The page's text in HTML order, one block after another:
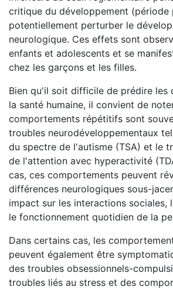
critique du développement (période
potentiellement perturber le
neurologique. Ces effets sont
enfants et adolescents et se
chez les garçons et les filles.
Bien qu'il soit difficile de prédire les
la santé humaine, il convient de
comportements répétitifs sont
troubles neurodéveloppementaux
du spectre de l'autisme (TSA) et le
de l'attention avec hyperactivité
cas, ces comportements peuvent
différences neurologiques sous-
impact sur les interactions sociales,
le fonctionnement quotidien de la
Dans certains cas, les
peuvent également être
des troubles obsessionnels-
troubles liés au stress et des